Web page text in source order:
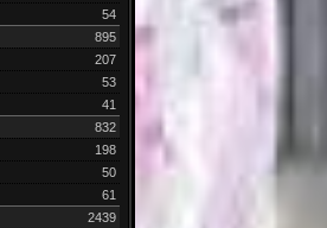
54
895
207
53
41
832
198
50
61
2439